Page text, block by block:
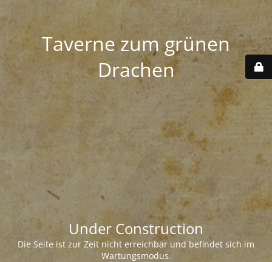
Taverne zum grünen
Drachen
Under Construction
Die Seite ist zur Zeit nicht erreichbar und befindet sich im
Wartungsmodus.